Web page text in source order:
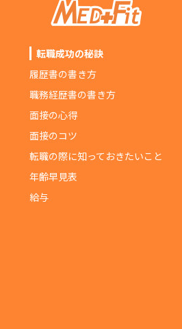
転職成功の秘訣
履歴書の書き方
職務経歴書の書き方
面接の心得
面接のコツ
転職の際に知っておきたいこと
年齢早見表
給与